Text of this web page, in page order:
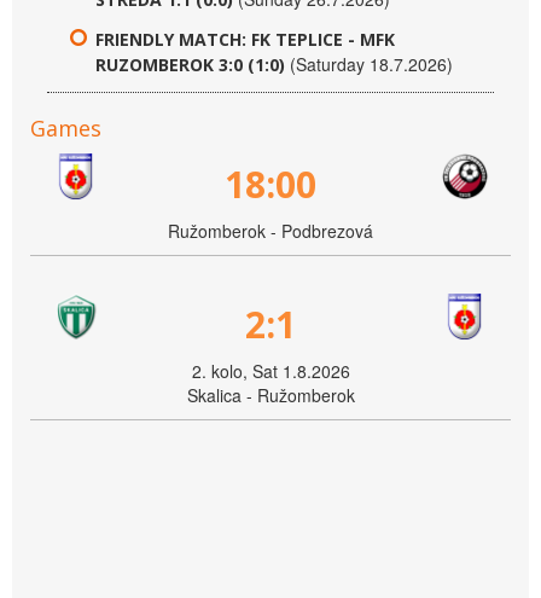
FRIENDLY MATCH: FK TEPLICE - MFK
RUZOMBEROK 3:0 (1:0) (Saturday 18.7.2026)
Games
18:00
Ružomberok - Podbrezová
2:1
2. kolo, Sat 1.8.2026
Skalica - Ružomberok